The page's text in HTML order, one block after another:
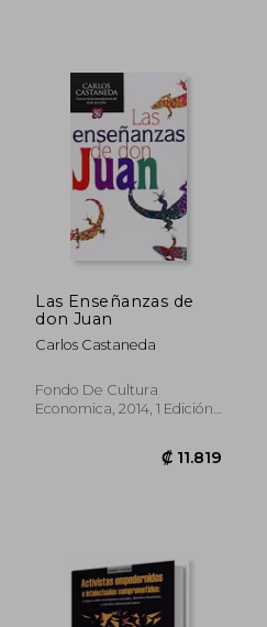
Las Enseñanzas de
don Juan
Carlos Castaneda
Fondo De Cultura
Economica, 2014, 1 Edición,